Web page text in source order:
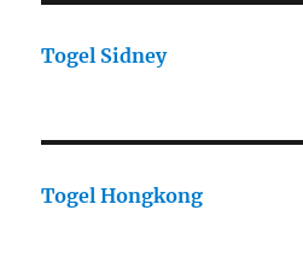
Togel Sidney
Togel Hongkong